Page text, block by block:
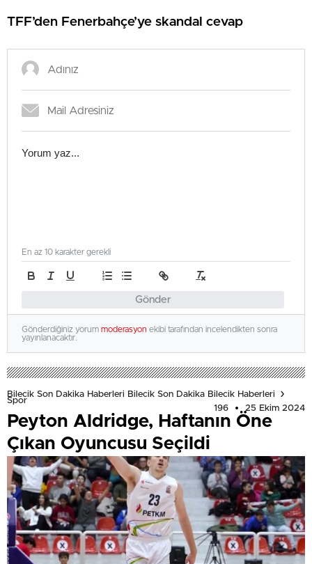
TFF’den Fenerbahçe’ye skandal cevap
Gönder
En az 10 karakter gerekli
Gönderdiğiniz yorum moderasyon ekibi tarafından incelendikten sonra
yayınlanacaktır.
Bilecik Son Dakika Haberleri Bilecik Son Dakika Bilecik Haberleri
Spor
196
25 Ekim 2024
Peyton Aldridge, Haftanın Öne
Çıkan Oyuncusu Seçildi